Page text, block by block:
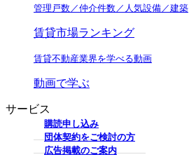
管理戸数／仲介件数／人気設備／建築
賃貸市場ランキング
賃貸不動産業界を学べる動画
動画で学ぶ
サービス
購読申し込み
団体契約をご検討の方
広告掲載のご案内